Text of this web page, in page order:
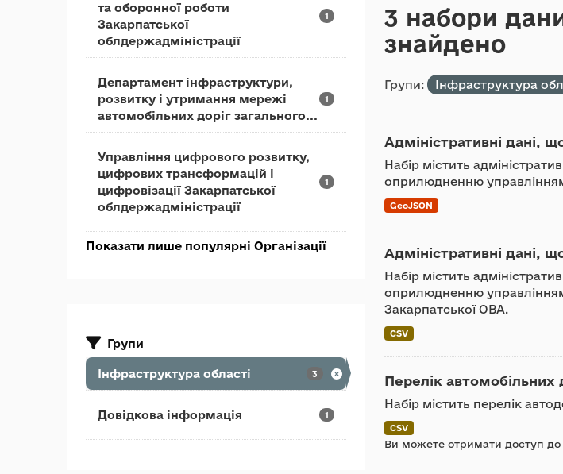
та оборонної роботи
Закарпатської
облдержадміністрації
1
Департамент інфраструктури,
розвитку і утримання мережі
автомобільних доріг загального...
1
Управління цифрового розвитку,
цифрових трансформацій і
цифровізації Закарпатської
облдержадміністрації
1
Показати лише популярні Організації
Групи
Інфраструктура області 3
Довідкова інформація 1
3 набори
знайдено
Групи: Інфраструктура
Адміністративні дані,
Набір містить
оприлюдненню
GeoJSON
Адміністративні дані,
Набір містить
оприлюдненню
Закарпатської ОВА.
CSV
Перелік автомобільних
Набір містить перелік
CSV
Ви можете отримати доступ до